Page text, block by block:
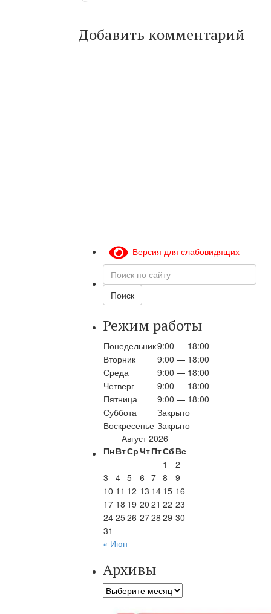
Добавить комментарий
Версия для слабовидящих
Поиск
по
сайту
Поиск
Режим работы
Понедельник9:00 — 18:00
Вторник
9:00 — 18:00
Среда
9:00 — 18:00
Четверг
9:00 — 18:00
Пятница
9:00 — 18:00
Суббота
Закрыто
Воскресенье Закрыто
Август 2026
ПнВтСрЧтПтСб Вс
1
2
3
4 5 6 7 8
9
10 11 12 13 14 15 16
17 18 19 20 21 22 23
24 2526 2728 29 30
31
« Июн
Архивы
Архивы